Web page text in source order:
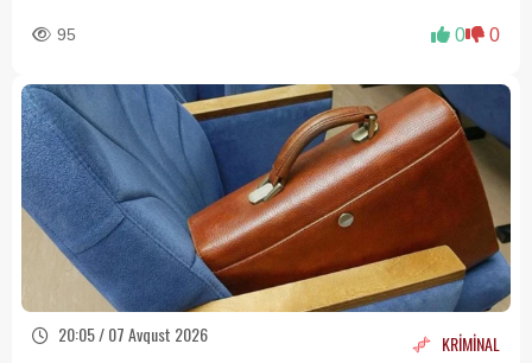
95 0 0
20:05 / 07 Avqust 2026 KRİMİNAL